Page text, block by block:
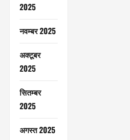
2025
नवम्बर 2025
अक्टूबर
2025
सितम्बर
2025
अगस्त 2025